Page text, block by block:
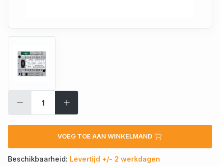
VOEG TOE AAN WINKELMAND
Beschikbaarheid: Levertijd +/- 2 werkdagen